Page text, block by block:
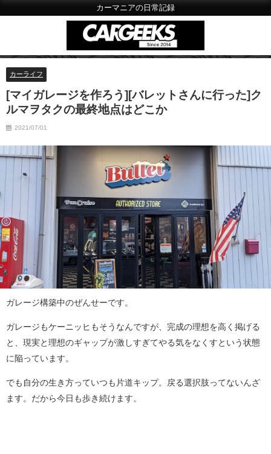
カーマニアの日常記録
カーライフ
[マイガレージを作ろう][バレットさんに行った]ク
ルマヲタクの最終地点はどこか
2021/07/01
ガレージ構築中のぜんせーです。
ガレージもケーニッヒもそうなんですが、完成の理想を高く掲げる
と、現実と理想のギャップが激しすぎてやる気をなくすという状態
に陥っています。
でも自分の生き方っていつも片道キップ。戻る選択肢ってないんざ
ます。だから今日も歩き続けます。